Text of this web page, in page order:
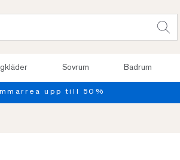
Sovrum Badrum